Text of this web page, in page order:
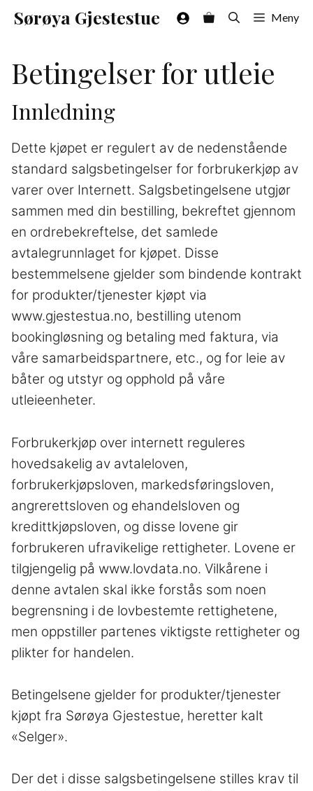
HoppSørøya Gjestestue Meny
Betingelser for utleie
Innledning
Dette kjøpet er regulert av de nedenstående
standard salgsbetingelser for forbrukerkjøp av
varer over Internett. Salgsbetingelsene utgjør
sammen med din bestilling, bekreftet gjennom
en ordrebekreftelse, det samlede
avtalegrunnlaget for kjøpet. Disse
bestemmelsene gjelder som bindende kontrakt
for produkter/tjenester kjøpt via
www.gjestestua.no, bestilling utenom
bookingløsning og betaling med faktura, via
våre samarbeidspartnere, etc., og for leie av
båter og utstyr og opphold på våre
utleieenheter.
Forbrukerkjøp over internett reguleres
hovedsakelig av avtaleloven,
forbrukerkjøpsloven, markedsføringsloven,
angrerettsloven og ehandelsloven og
kredittkjøpsloven, og disse lovene gir
forbrukeren ufravikelige rettigheter. Lovene er
tilgjengelig på www.lovdata.no. Vilkårene i
denne avtalen skal ikke forstås som noen
begrensning i de lovbestemte rettighetene,
men oppstiller partenes viktigste rettigheter og
plikter for handelen.
Betingelsene gjelder for produkter/tjenester
kjøpt fra Sørøya Gjestestue, heretter kalt
«Selger».
Der det i disse salgsbetingelsene stilles krav til